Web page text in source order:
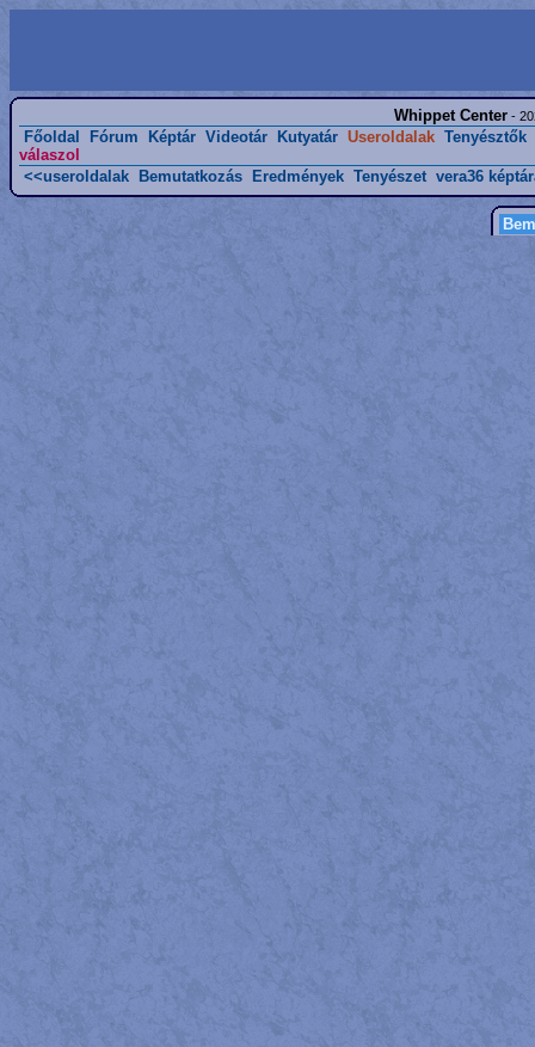
Whippet Center-
Főoldal Fórum Képtár Videotár Kutyatár Useroldalak Tenyésztők
válaszol
<<useroldalak
Bemutatkozás Eredmények Tenyészet vera36